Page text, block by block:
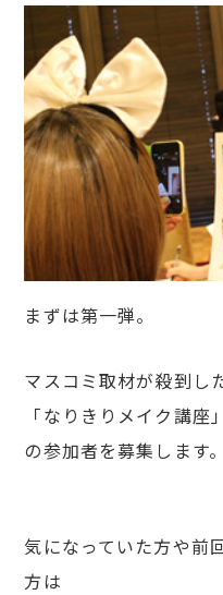
まずは第一弾。
マスコミ取材が殺到し
「なりきりメイク講座」
の参加者を募集します。
気になっていた方や前
方は